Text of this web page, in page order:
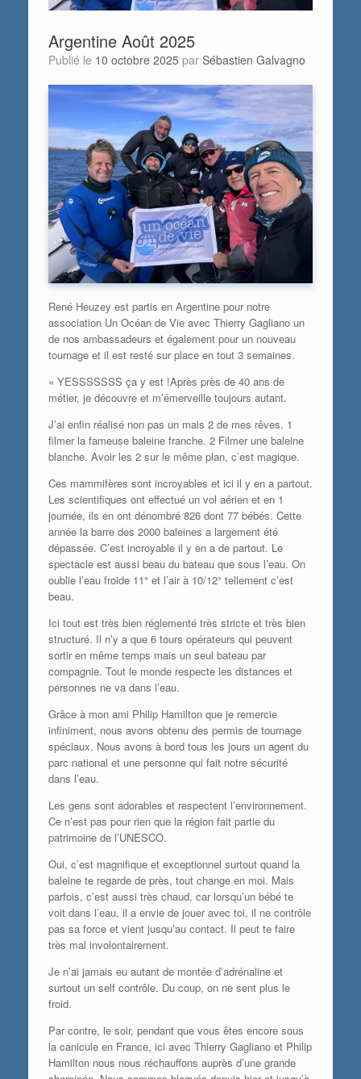
Argentine Août 2025
Publié le 10 octobre 2025 par Sébastien Galvagno
René Heuzey est partis en Argentine pour notre
association Un Océan de Vie avec Thierry Gagliano un
de nos ambassadeurs et également pour un nouveau
tournage et il est resté sur place en tout 3 semaines.
« YESSSSSSS ça y est !Après près de 40 ans de
métier, je découvre et m’émerveille toujours autant.
J’ai enfin réalisé non pas un mais 2 de mes rêves. 1
filmer la fameuse baleine franche. 2 Filmer une baleine
blanche. Avoir les 2 sur le même plan, c’est magique.
Ces mammifères sont incroyables et ici il y en a partout.
Les scientifiques ont effectué un vol aérien et en 1
journée, ils en ont dénombré 826 dont 77 bébés. Cette
année la barre des 2000 baleines a largement été
dépassée. C’est incroyable il y en a de partout. Le
spectacle est aussi beau du bateau que sous l’eau. On
oublie l’eau froide 11° et l’air à 10/12° tellement c’est
beau.
Ici tout est très bien réglementé très stricte et très bien
structuré. Il n’y a que 6 tours opérateurs qui peuvent
sortir en même temps mais un seul bateau par
compagnie. Tout le monde respecte les distances et
personnes ne va dans l’eau.
Grâce à mon ami Philip Hamilton que je remercie
infiniment, nous avons obtenu des permis de tournage
spéciaux. Nous avons à bord tous les jours un agent du
parc national et une personne qui fait notre sécurité
dans l’eau.
Les gens sont adorables et respectent l’environnement.
Ce n’est pas pour rien que la région fait partie du
patrimoine de l’UNESCO.
Oui, c’est magnifique et exceptionnel surtout quand la
baleine te regarde de près, tout change en moi. Mais
parfois, c’est aussi très chaud, car lorsqu’un bébé te
voit dans l’eau, il a envie de jouer avec toi, il ne contrôle
pas sa force et vient jusqu’au contact. Il peut te faire
très mal involontairement.
Je n’ai jamais eu autant de montée d’adrénaline et
surtout un self contrôle. Du coup, on ne sent plus le
froid.
Par contre, le soir, pendant que vous êtes encore sous
la canicule en France, ici avec Thierry Gagliano et Philip
Hamilton nous nous réchauffons auprès d’une grande